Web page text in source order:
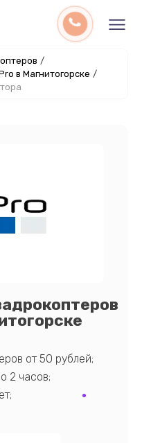
/
в Магнитогорске /
от 50 рублей;
2 часов;